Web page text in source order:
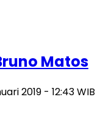
Matos
2019 - 12:43 WIB